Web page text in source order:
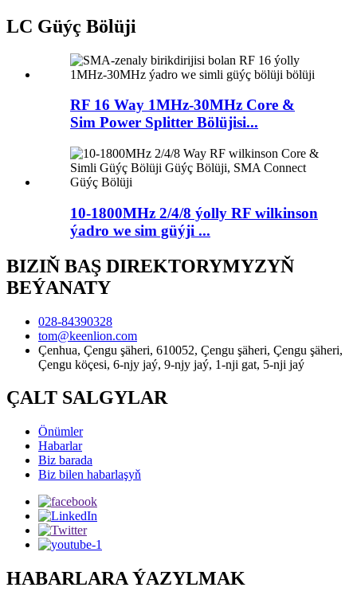
LC Güýç Bölüji
RF 16 Way 1MHz-30MHz Core &
Sim Power Splitter Bölüjisi...
10-1800MHz 2/4/8 ýolly RF wilkinson
ýadro we sim güýji ...
BIZIŇ BAŞ DIREKTORYMYZYŇ
BEÝANATY
028-84390328
tom@keenlion.com
Çenhua, Çengu şäheri, 610052, Çengu şäheri, Çengu şäheri,
Çengu köçesi, 6-njy jaý, 9-njy jaý, 1-nji gat, 5-nji jaý
ÇALT SALGYLAR
Önümler
Habarlar
Biz barada
Biz bilen habarlaşyň
HABARLARA ÝAZYLMAK